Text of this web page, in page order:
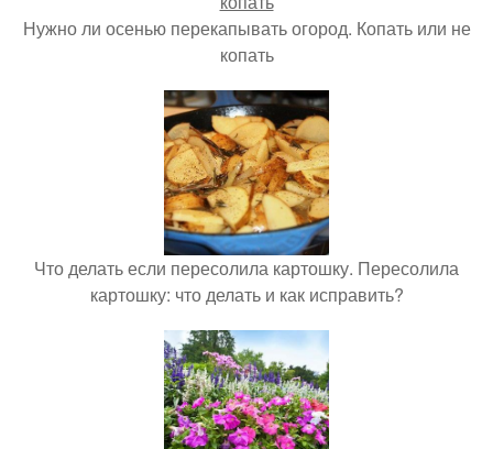
Нужно ли осенью перекапывать огород. Копать или не
копать
Что делать если пересолила картошку. Пересолила
картошку: что делать и как исправить?